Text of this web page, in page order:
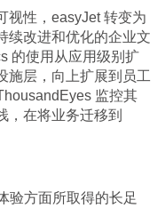
视性，easyJet 转变为
续改进和优化的企业文
的使用从应用级别扩
施层，向上扩展到员工
监控其
，在将业务迁移到
验方面所取得的长足